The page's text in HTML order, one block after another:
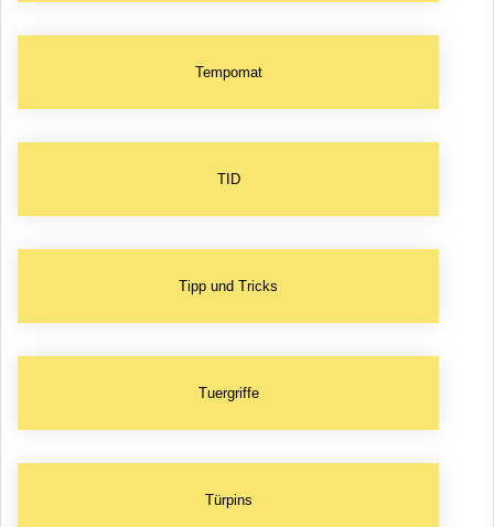
Tempomat
TID
Tipp und Tricks
Tuergriffe
Türpins